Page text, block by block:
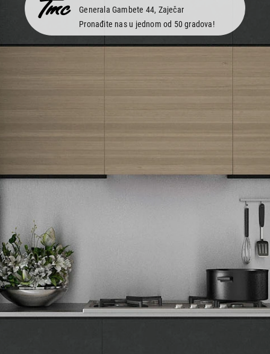
Generala Gambete 44, Zaječar
Pronađite nas u jednom od 50 gradova!
Tehnomedia
O nama
Naše prodavnice